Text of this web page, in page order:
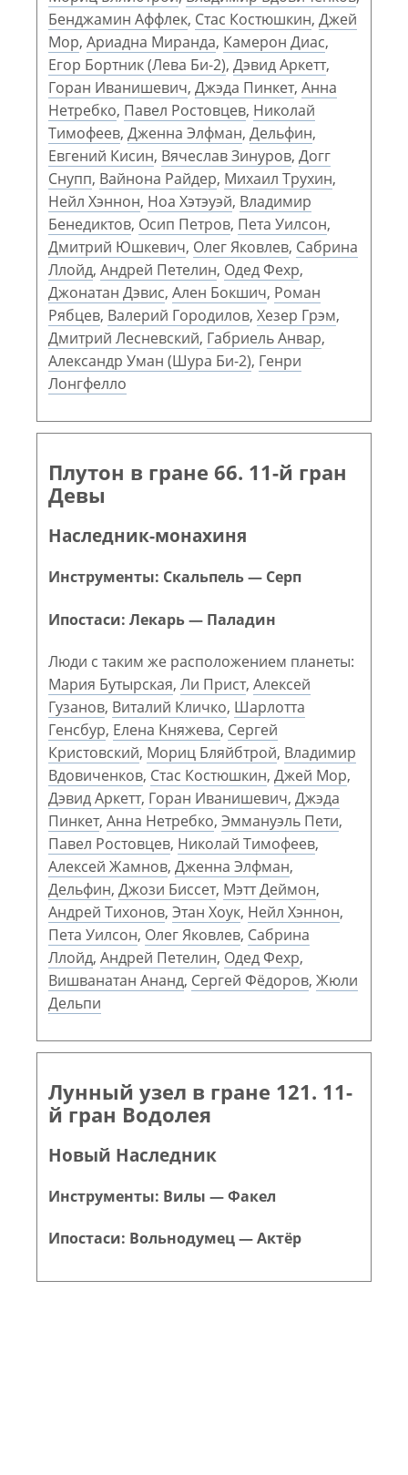
Бенджамин Аффлек, Стас Костюшкин, Джей
Мор, Ариадна Миранда, Камерон Диас,
Егор Бортник (Лева Би-2), Дэвид Аркетт,
Горан Иванишевич, Джэда Пинкет, Анна
Нетребко, Павел Ростовцев, Николай
Тимофеев, Дженна Элфман, Дельфин,
Евгений Кисин, Вячеслав Зинуров, Догг
Снупп, Вайнона Райдер, Михаил Трухин,
Нейл Хэннон, Ноа Хэтэуэй, Владимир
Бенедиктов, Осип Петров, Пета Уилсон,
Дмитрий Юшкевич, Олег Яковлев, Сабрина
Ллойд, Андрей Петелин, Одед Фехр,
Джонатан Дэвис, Ален Бокшич, Роман
Рябцев, Валерий Городилов, Хезер Грэм,
Дмитрий Лесневский, Габриель Анвар,
Александр Уман (Шура Би-2), Генри
Лонгфелло
Плутон в гране 66. 11-й гран
Девы
Наследник-монахиня
Инструменты: Скальпель — Серп
Ипостаси: Лекарь — Паладин
Люди с таким же расположением планеты:
Мария Бутырская, Ли Прист, Алексей
Гузанов, Виталий Кличко, Шарлотта
Генсбур, Елена Княжева, Сергей
Кристовский, Мориц Бляйбтрой, Владимир
Вдовиченков, Стас Костюшкин, Джей Мор,
Дэвид Аркетт, Горан Иванишевич, Джэда
Пинкет, Анна Нетребко, Эммануэль Пети,
Павел Ростовцев, Николай Тимофеев,
Алексей Жамнов, Дженна Элфман,
Дельфин, Джози Биссет, Мэтт Деймон,
Андрей Тихонов, Этан Хоук, Нейл Хэннон,
Пета Уилсон, Олег Яковлев, Сабрина
Ллойд, Андрей Петелин, Одед Фехр,
Вишванатан Ананд, Сергей Фёдоров, Жюли
Дельпи
Лунный узел в гране 121. 11-
й гран Водолея
Новый Наследник
Инструменты: Вилы — Факел
Ипостаси: Вольнодумец — Актёр